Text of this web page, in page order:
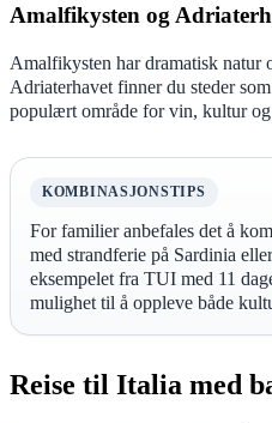
Amalfikysten og
Amalfikysten har dramatisk natur
Adriaterhavet finner du steder
populært område for vin, kultur
KOMBINASJONSTIPS
For familier anbefales det å
med strandferie på Sardinia
eksempelet fra TUI med 11
mulighet til å oppleve både
Reise til Italia med